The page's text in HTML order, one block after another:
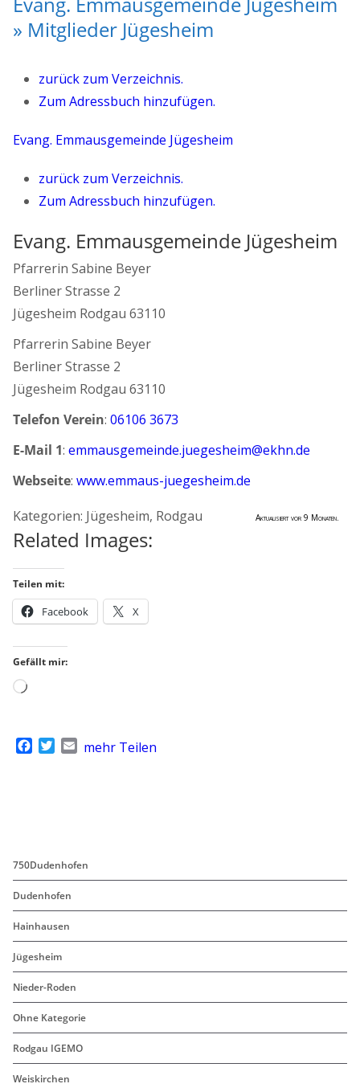
» Mitglieder Jügesheim
zurück zum Verzeichnis.
Zum Adressbuch hinzufügen.
Evang. Emmausgemeinde Jügesheim
zurück zum Verzeichnis.
Zum Adressbuch hinzufügen.
Evang. Emmausgemeinde Jügesheim
Pfarrerin Sabine Beyer
Berliner Strasse 2
Jügesheim Rodgau 63110
Pfarrerin Sabine Beyer
Berliner Strasse 2
Jügesheim Rodgau 63110
Telefon Verein: 06106 3673
E-Mail 1: emmausgemeinde.juegesheim@ekhn.de
Webseite: www.emmaus-juegesheim.de
Kategorien: Jügesheim, Rodgau Aktualisiert vor 9 Monaten.
Related Images:
Teilen mit:
Facebook X
Gefällt mir:
Wird
k
mehr Teilen
750Dudenhofen
Dudenhofen
Hainhausen
Jügesheim
Nieder-Roden
Ohne Kategorie
Rodgau IGEMO
Weiskirchen